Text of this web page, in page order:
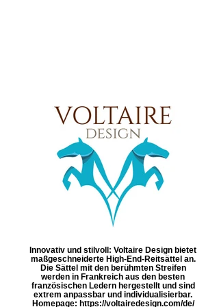
Innovativ und stilvoll: Voltaire Design bietet
maßgeschneiderte High-End-Reitsättel an.
Die Sättel mit den berühmten Streifen
werden in Frankreich aus den besten
französischen Ledern hergestellt und sind
extrem anpassbar und individualisierbar.
Homepage: https://voltairedesign.com/de/